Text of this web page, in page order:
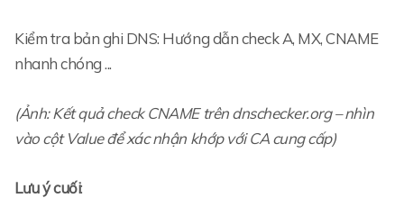
Kiểm tra bản ghi DNS: Hướng dẫn check A, MX, CNAME
nhanh chóng ...
(Ảnh: Kết quả check CNAME trên dnschecker.org – nhìn
vào cột Value để xác nhận khớp với CA cung cấp)
Lưu ý cuối: